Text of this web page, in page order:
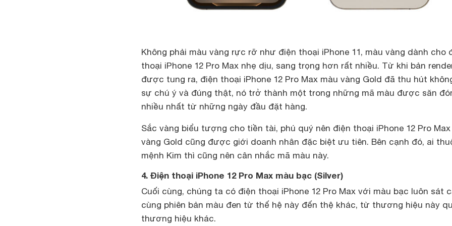
Không phải màu vàng rực rỡ như điện thoại iPhone 11, màu vàng dành cho
thoại iPhone 12 Pro Max nhẹ dịu, sang trọng hơn rất nhiều. Từ khi bản
được tung ra, điện thoại iPhone 12 Pro Max màu vàng Gold đã thu hút
sự chú ý và đúng thật, nó trở thành một trong những mã màu được săn
nhiều nhất từ những ngày đầu đặt hàng.
Sắc vàng biểu tượng cho tiền tài, phú quý nên điện thoại iPhone 12 Pro Max
vàng Gold cũng được giới doanh nhân đặc biệt ưu tiên. Bên cạnh đó, ai
mệnh Kim thì cũng nên cân nhắc mã màu này.
4. Điện thoại iPhone 12 Pro Max màu bạc (Silver)
Cuối cùng, chúng ta có điện thoại iPhone 12 Pro Max với màu bạc luôn sát
cùng phiên bản màu đen từ thế hệ này đến thệ khác, từ thương hiệu này
thương hiệu khác.